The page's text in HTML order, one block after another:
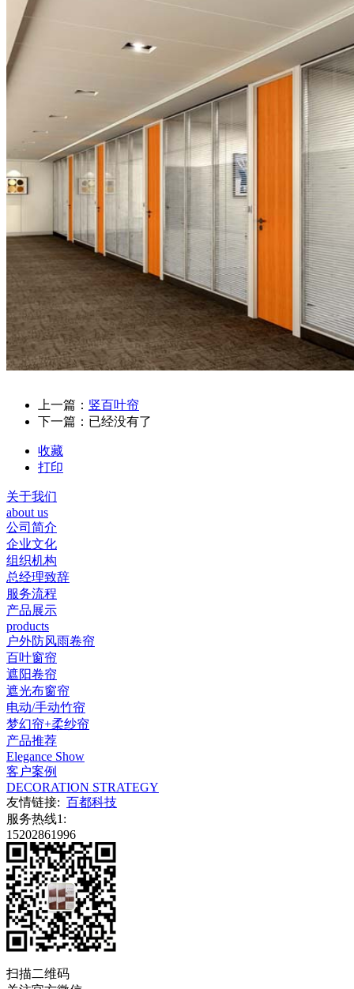
上一篇： 竖百叶帘
下一篇：已经没有了
收藏
打印
关于我们
about us
公司简介
企业文化
组织机构
总经理致辞
服务流程
产品展示
products
户外防风雨卷帘
百叶窗帘
遮阳卷帘
遮光布窗帘
电动/手动竹帘
梦幻帘+柔纱帘
产品推荐
Elegance Show
客户案例
DECORATION STRATEGY
友情链接: 百都科技
服务热线1:
15202861996
扫描二维码